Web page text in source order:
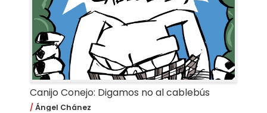
Canijo Conejo: Digamos no al cablebús
Ángel Chánez